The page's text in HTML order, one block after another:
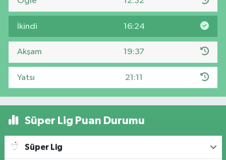
İkindi 16:24
Akşam 19:37
Yatsı 21:11
Süper Lig Puan Durumu
Süper Lig